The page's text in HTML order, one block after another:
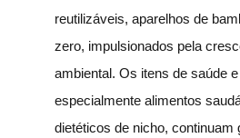
reutilizáveis, aparelhos de
zero, impulsionados pela
ambiental. Os itens de saúde
especialmente alimentos
dietéticos de nicho, continuam